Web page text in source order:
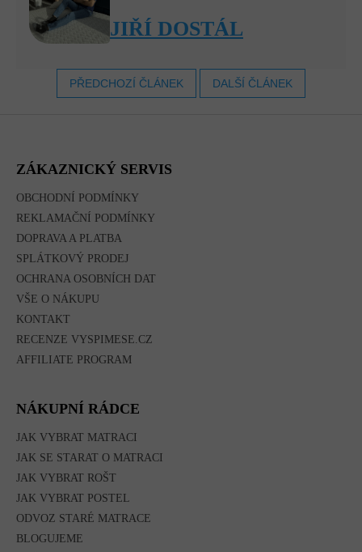
JIŘÍ DOSTÁL
PŘEDCHOZÍ ČLÁNEK DALŠÍ ČLÁNEK
ZÁKAZNICKÝ SERVIS
OBCHODNÍ PODMÍNKY
REKLAMAČNÍ PODMÍNKY
DOPRAVA A PLATBA
SPLÁTKOVÝ PRODEJ
OCHRANA OSOBNÍCH DAT
VŠE O NÁKUPU
KONTAKT
RECENZE VYSPIMESE.CZ
AFFILIATE PROGRAM
NÁKUPNÍ RÁDCE
JAK VYBRAT MATRACI
JAK SE STARAT O MATRACI
JAK VYBRAT ROŠT
JAK VYBRAT POSTEL
ODVOZ STARÉ MATRACE
BLOGUJEME